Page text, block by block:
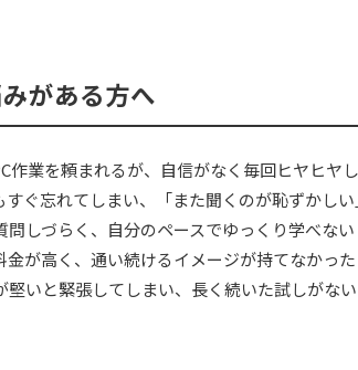
がある方へ
作業を頼まれるが、自信がなく毎回ヒヤヒヤ
ぐ忘れてしまい、「また聞くのが恥ずかしい
しづらく、自分のペースでゆっくり学べない
が高く、通い続けるイメージが持てなかった
いと緊張してしまい、長く続いた試しがない